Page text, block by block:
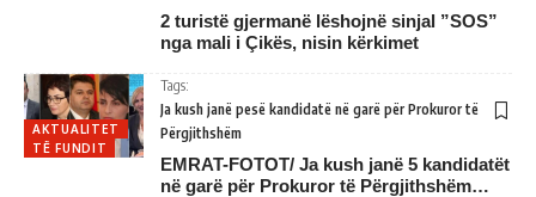
2 turistë gjermanë lëshojnë sinjal ”SOS”
nga mali i Çikës, nisin kërkimet
AKTUALITET
TË FUNDIT
Tags:
Ja kush janë pesë kandidatë në garë për Prokuror të
Përgjithshëm
EMRAT-FOTOT/ Ja kush janë 5 kandidatët
në garë për Prokuror të Përgjithshëm…